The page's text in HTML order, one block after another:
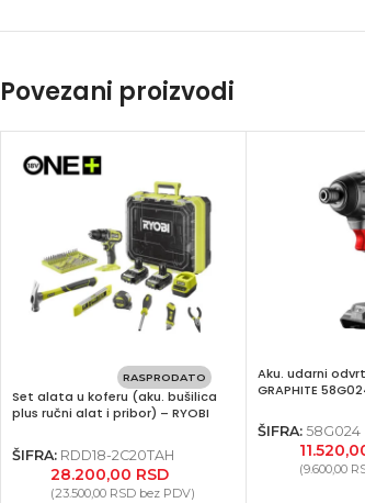
Povezani proizvodi
RASPRODATO
Set alata u koferu (aku. bušilica
plus ručni alat i pribor) – RYOBI
ŠIFRA: RDD18-2C20TAH
28.200,00 RSD
(23.500,00 RSD bez PDV)
Aku. udarni
GRAPHITE
ŠIFRA: 58G024
(9.600,00
Instagram
YouTube